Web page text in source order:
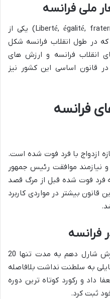
ملی فرانسه
شعار «آزادی برابری برادری» (Liberté, égalité, fraternité) یکی از
در طول انقلاب فرانسه شکل
انقلاب فرانسه و ارزش های
قانون اساسی این کشور نیز
فرانسه
ازدواج با فرد فوت شده است.
و نیازمند موافقت رئیس جمهور
فرد فوت شده قبل از مرگ قصد
قانون بیشتر در مواردی کاربرد
لویی نوزدهم پس از استعفای پدرش شارل دهم به مدت تنها 20
به سلطنت نداشت بلافاصله
داد و رکورد کوتاه ترین دوره
ثبت کرد.